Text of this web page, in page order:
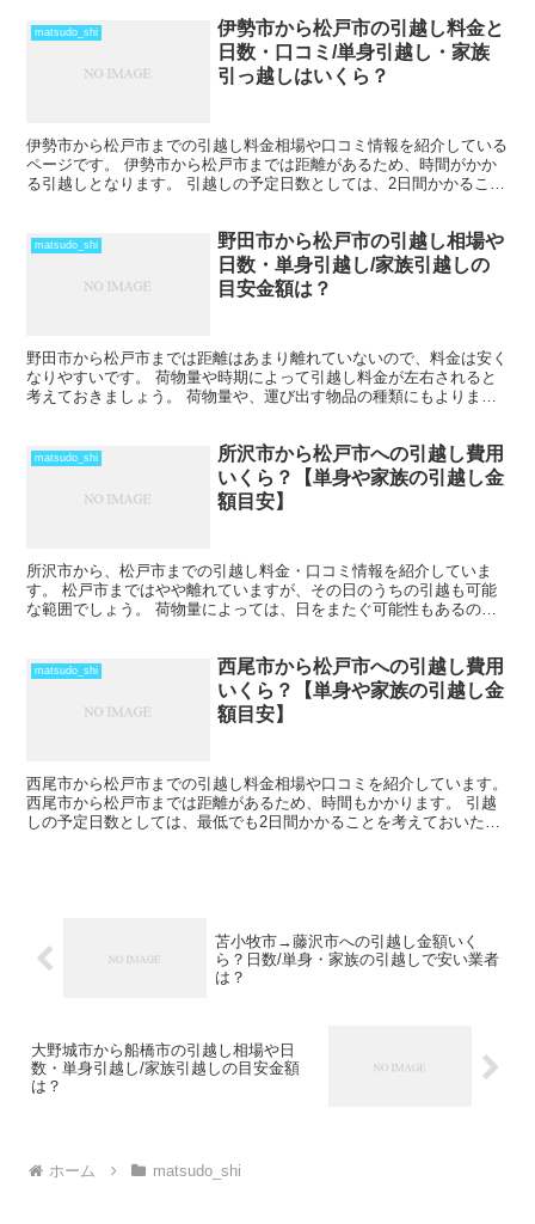
matsudo_shi
伊勢市から松戸市の引越し料金と
日数・口コミ/単身引越し・家族
引っ越しはいくら？
伊勢市から松戸市までの引越し料金相場や口コミ情報を紹介している
ページです。 伊勢市から松戸市までは距離があるため、時間がかか
る引越しとなります。 引越しの予定日数としては、2日間かかること
matsudo_shi
野田市から松戸市の引越し相場や
日数・単身引越し/家族引越しの
目安金額は？
野田市から松戸市までは距離はあまり離れていないので、料金は安く
なりやすいです。 荷物量や時期によって引越し料金が左右されると
考えておきましょう。 荷物量や、運び出す物品の種類にもよります
matsudo_shi
所沢市から松戸市への引越し費用
いくら？【単身や家族の引越し金
額目安】
所沢市から、松戸市までの引越し料金・口コミ情報を紹介していま
す。 松戸市まではやや離れていますが、その日のうちの引越も可能
な範囲でしょう。 荷物量によっては、日をまたぐ可能性もあるの
matsudo_shi
西尾市から松戸市への引越し費用
いくら？【単身や家族の引越し金
額目安】
西尾市から松戸市までの引越し料金相場や口コミを紹介しています。
西尾市から松戸市までは距離があるため、時間もかかります。 引越
しの予定日数としては、最低でも2日間かかることを考えておいた方
苫小牧市→藤沢市への引越し金額いく
ら？日数/単身・家族の引越しで安い業者
は？
大野城市から船橋市の引越し相場や日
数・単身引越し/家族引越しの目安金額
は？
ホーム matsudo_shi